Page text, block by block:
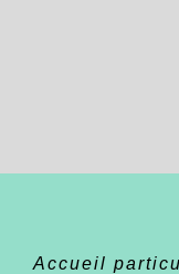
Accueil